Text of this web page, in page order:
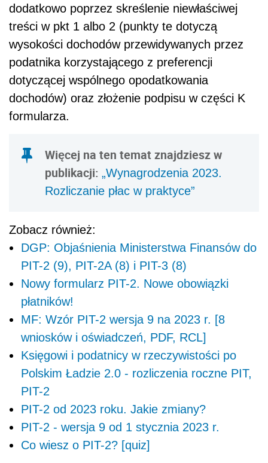
dodatkowo poprzez skreślenie niewłaściwej
treści w pkt 1 albo 2 (punkty te dotyczą
wysokości dochodów przewidywanych przez
podatnika korzystającego z preferencji
dotyczącej wspólnego opodatkowania
dochodów) oraz złożenie podpisu w części K
formularza.
Więcej na ten temat znajdziesz w
publikacji: „Wynagrodzenia 2023.
Rozliczanie płac w praktyce”
Zobacz również:
DGP: Objaśnienia Ministerstwa Finansów do
PIT-2 (9), PIT-2A (8) i PIT-3 (8)
Nowy formularz PIT-2. Nowe obowiązki
płatników!
MF: Wzór PIT-2 wersja 9 na 2023 r. [8
wniosków i oświadczeń, PDF, RCL]
Księgowi i podatnicy w rzeczywistości po
Polskim Ładzie 2.0 - rozliczenia roczne PIT,
PIT-2
PIT-2 od 2023 roku. Jakie zmiany?
PIT-2 - wersja 9 od 1 stycznia 2023 r.
Co wiesz o PIT-2? [quiz]